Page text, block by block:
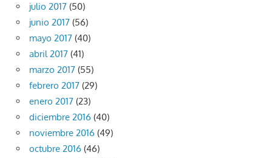
julio 2017 (50)
junio 2017 (56)
mayo 2017 (40)
abril 2017 (41)
marzo 2017 (55)
febrero 2017 (29)
enero 2017 (23)
diciembre 2016 (40)
noviembre 2016 (49)
octubre 2016 (46)